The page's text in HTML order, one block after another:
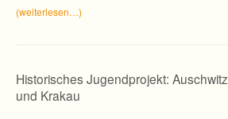
(wei­ter­le­sen…)
Historisches Jugendprojekt: Auschwitz
und Krakau